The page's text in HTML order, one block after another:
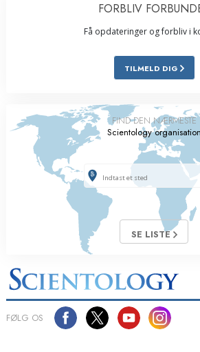
FORBLIV
Få opdateringer og forbliv i
TILMELD DIG
FIND DEN NÆRMESTE
Scientology organisation
SE LISTE
FØLG OS